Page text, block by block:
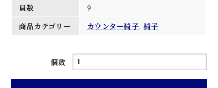
員数
9
商品カテゴリー
カウンター椅子, 椅子
個数
和